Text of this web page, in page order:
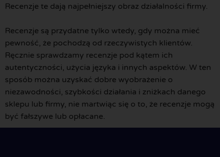
Recenzje te dają najpełniejszy obraz działalności firmy.
Recenzje są przydatne tylko wtedy, gdy można mieć
pewność, że pochodzą od rzeczywistych klientów.
Ręcznie sprawdzamy recenzje pod kątem ich
autentyczności, użycia języka i innych aspektów. W ten
sposób można uzyskać dobre wyobrażenie o
niezawodności, szybkości działania i zniżkach danego
sklepu lub firmy, nie martwiąc się o to, że recenzje mogą
być fałszywe lub opłacane.